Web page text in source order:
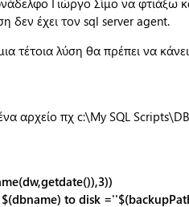
Γιώργο Σίμο να φτιάξω
δεν έχει τον sql server agent.
τέτοια λύση θα πρέπει να
αρχείο πχ c:\My SQL
to disk